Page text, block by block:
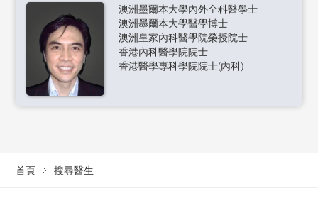
澳洲墨爾本大學內外全科醫學士
澳洲墨爾本大學醫學博士
澳洲皇家內科醫學院榮授院士
香港內科醫學院院士
香港醫學專科學院院士(內科)
首頁 搜尋醫生